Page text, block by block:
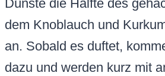
Dünste die Hälfte des
dem Knoblauch und
an. Sobald es duftet,
dazu und werden kurz mit